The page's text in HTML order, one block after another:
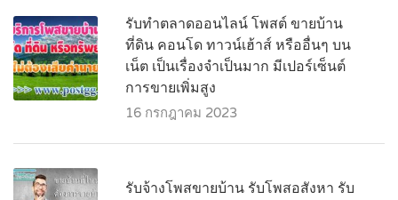
รับทำตลาดออนไลน์ โพสต์ ขายบ้าน
ที่ดิน คอนโด ทาวน์เฮ้าส์ หรืออื่นๆ บน
เน็ต เป็นเรื่องจำเป็นมาก มีเปอร์เซ็นต์
การขายเพิ่มสูง
16 กรกฎาคม 2023
รับจ้างโพสขายบ้าน รับโพสอสังหา รับ